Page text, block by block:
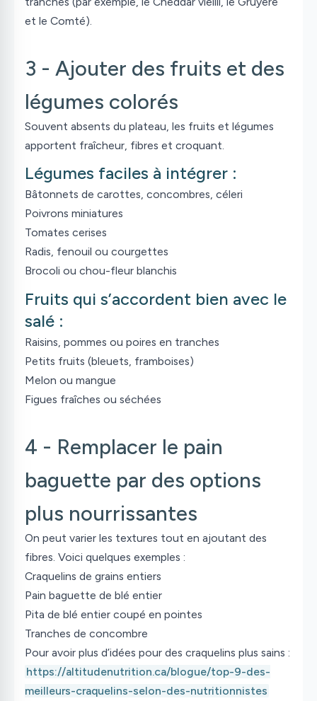
et le Comté).
3 - Ajouter des fruits et des
légumes colorés
Souvent absents du plateau, les fruits et légumes
apportent fraîcheur, fibres et croquant.
Légumes faciles à intégrer :
Bâtonnets de carottes, concombres, céleri
Poivrons miniatures
Tomates cerises
Radis, fenouil ou courgettes
Brocoli ou chou-fleur blanchis
Fruits qui s’accordent bien avec le
salé :
Raisins, pommes ou poires en tranches
Petits fruits (bleuets, framboises)
Melon ou mangue
Figues fraîches ou séchées
4 - Remplacer le pain
baguette par des options
plus nourrissantes
On peut varier les textures tout en ajoutant des
fibres. Voici quelques exemples :
Craquelins de grains entiers
Pain baguette de blé entier
Pita de blé entier coupé en pointes
Tranches de concombre
Pour avoir plus d’idées pour des craquelins plus sains :
https://altitudenutrition.ca/blogue/top-9-des-
meilleurs-craquelins-selon-des-nutritionnistes